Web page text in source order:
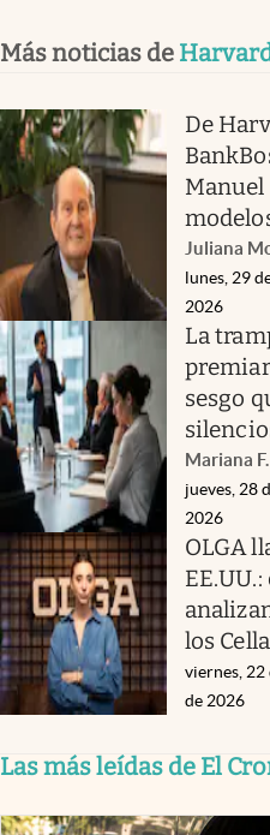
Más noticias de
De
Manuel
Juliana
lunes, 29
2026
La
premiar
sesgo
Mariana
jueves, 28
2026
OLGA
los Cella
viernes, 22
de 2026
Las más leídas de El